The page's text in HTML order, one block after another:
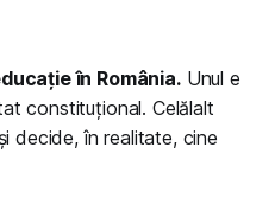
în România.Unul e
constituțional. Celălalt
decide, în realitate, cine